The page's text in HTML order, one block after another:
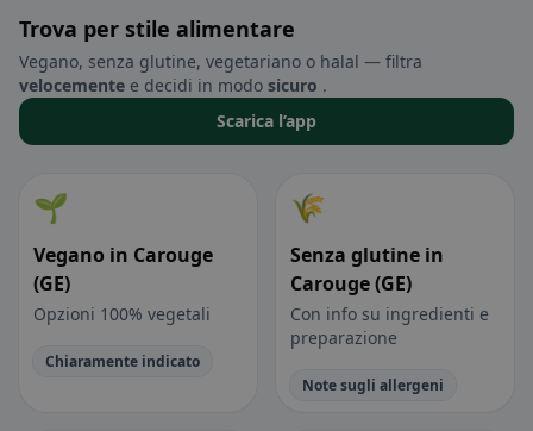
Trova per stile alimentare
Vegano, senza glutine, vegetariano o halal — filtra
velocemente e decidi in modo sicuro .
Scarica l’app
🌱
Vegano in Carouge
(GE)
Opzioni 100% vegetali
Chiaramente indicato
🌾
Senza glutine in
Carouge (GE)
Con info su ingredienti e
preparazione
Note sugli allergeni